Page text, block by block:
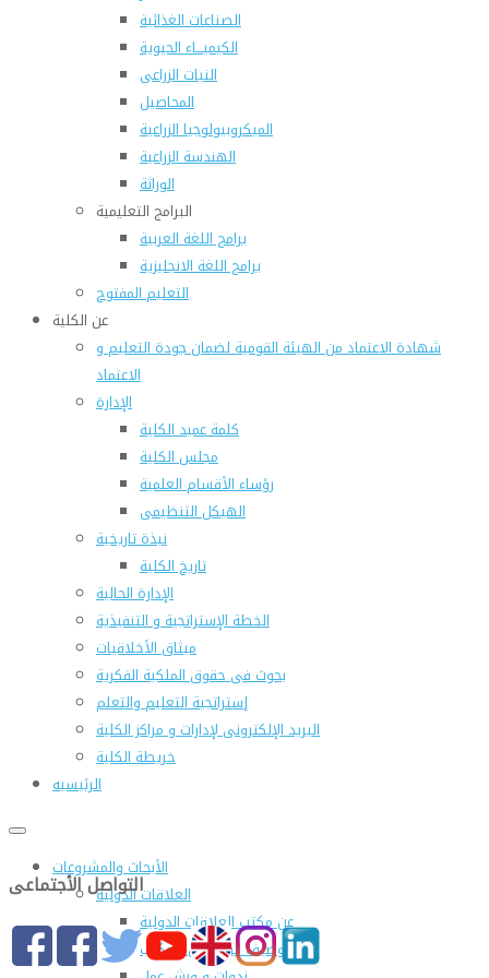
الصناعات الغذائية
الكيميـــاء الحيوية
النبات الزراعى
المحاصيل
الميكروبيولوجيا الزراعية
الهندسة الزراعية
الوراثة
البرامج التعليمية
برامج اللغة العربية
برامج اللغة الانجليزية
التعليم المفتوح
عن الكلية
شهادة الاعتماد من الهيئة القومية لضمان جودة التعليم و
الاعتماد
الإدارة
كلمة عميد الكلية
مجلس الكلية
رؤساء الأقسام العلمية
الهيكل التنظيمى
نبذة تاريخية
تاريخ الكلية
الإدارة الحالية
الخطة الإستراتجية و التنفيذية
ميثاق الأخلاقيات
بحوث فى حقوق الملكية الفكرية
إستراتجية التعليم والتعلم
البريد الإلكترونى لإدارات و مراكز الكلية
خريطة الكلية
الرئيسيه
الأبحاث والمشروعات
العلاقات الدولية
عن مكتب العلاقات الدولية
التوصيف الوظيفى للمكتب
التواصل الأجتماعى